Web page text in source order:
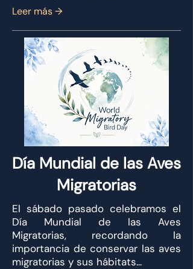
Leer más →
Día Mundial de las Aves
Migratorias
El sábado pasado celebramos el
Día Mundial de las Aves
Migratorias, recordando la
importancia de conservar las aves
migratorias y sus hábitats...